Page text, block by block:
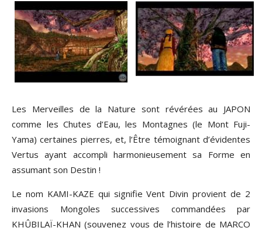
Les Merveilles de la Nature sont révérées au JAPON
comme les Chutes d’Eau, les Montagnes (le Mont Fuji-
Yama) certaines pierres, et, l’Être témoignant d’évidentes
Vertus ayant accompli harmonieusement sa Forme en
assumant son Destin !
Le nom KAMI-KAZE qui signifie Vent Divin provient de 2
invasions Mongoles successives commandées par
KHÛBILAÏ-KHAN (souvenez vous de l’histoire de MARCO